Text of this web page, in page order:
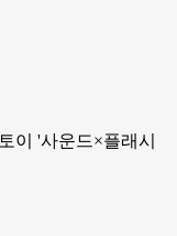
이 '사운드×플래시